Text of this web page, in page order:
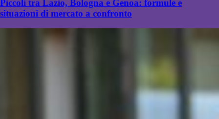
Piccoli tra Lazio, Bologna e Genoa: formule e
situazioni di mercato a confronto